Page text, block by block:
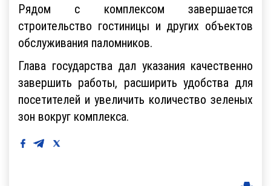
Рядом с комплексом завершается
строительство гостиницы и других объектов
обслуживания паломников.
Глава государства дал указания качественно
завершить работы, расширить удобства для
посетителей и увеличить количество зеленых
зон вокруг комплекса.